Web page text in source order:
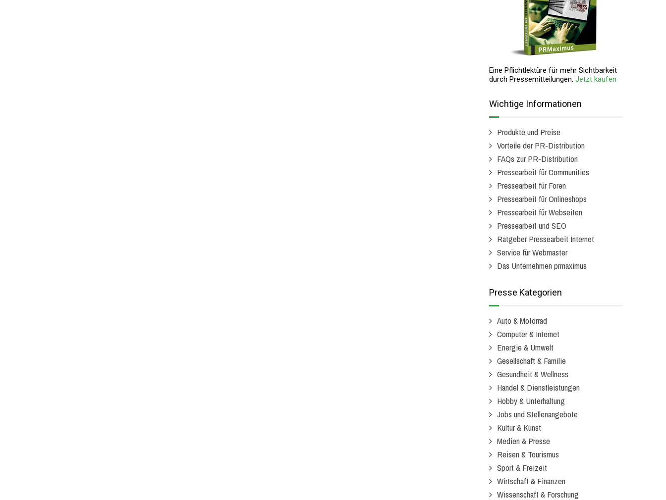
Eine Pflichtlektüre für mehr Sichtbarkeit
durch Pressemitteilungen. Jetzt kaufen
Wichtige Informationen
Produkte und Preise
Vorteile der PR-Distribution
FAQs zur PR-Distribution
Pressearbeit für Communities
Pressearbeit für Foren
Pressearbeit für Onlineshops
Pressearbeit für Webseiten
Pressearbeit und SEO
Ratgeber Pressearbeit Internet
Service für Webmaster
Das Unternehmen prmaximus
Presse Kategorien
Auto & Motorrad
Computer & Internet
Energie & Umwelt
Gesellschaft & Familie
Gesundheit & Wellness
Handel & Dienstleistungen
Hobby & Unterhaltung
Jobs und Stellenangebote
Kultur & Kunst
Medien & Presse
Reisen & Tourismus
Sport & Freizeit
Wirtschaft & Finanzen
Wissenschaft & Forschung